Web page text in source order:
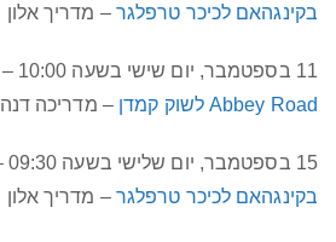
בקינגהאם לכיכר טרפלגר – מדריך אלון
11 בספטמבר, יום שישי בשעה 10:00 – צפון מערב לונדון
Abbey Road לשוק קמדן
– מדריכה דנה
15 בספטמבר, יום שלישי בשעה 09:30 – סיור קלאסי –
בקינגהאם לכיכר טרפלגר – מדריך אלון